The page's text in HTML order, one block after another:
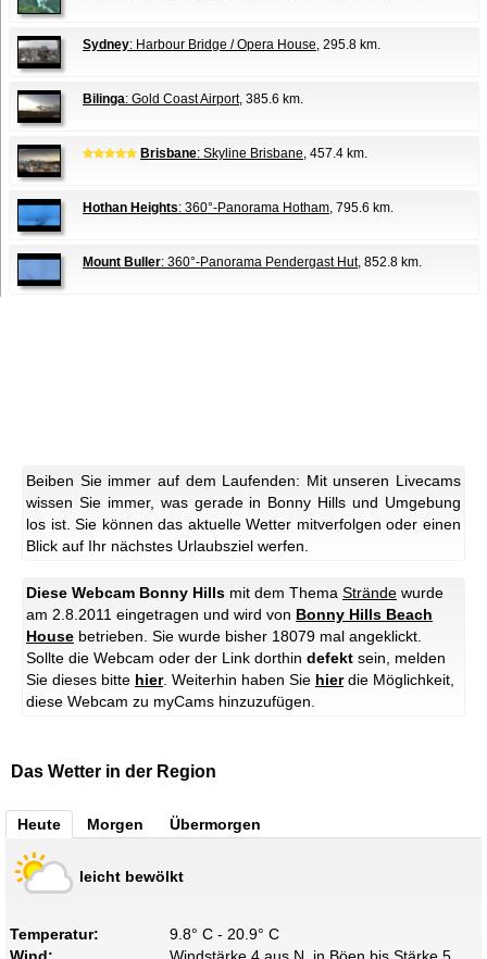
Sydney: Harbour Bridge / Opera House, 295.8 km.
Bilinga: Gold Coast Airport, 385.6 km.
Brisbane: Skyline Brisbane, 457.4 km.
Hothan Heights: 360°-Panorama Hotham, 795.6 km.
Mount Buller: 360°-Panorama Pendergast Hut, 852.8 km.
Beiben Sie immer auf dem Laufenden: Mit unseren Livecams
wissen Sie immer, was gerade in Bonny Hills und Umgebung
los ist. Sie können das aktuelle Wetter mitverfolgen oder einen
Blick auf Ihr nächstes Urlaubsziel werfen.
Diese Webcam Bonny Hills mit dem Thema Strände wurde
am 2.8.2011 eingetragen und wird von Bonny Hills Beach
House betrieben. Sie wurde bisher 18079 mal angeklickt.
Sollte die Webcam oder der Link dorthin defekt sein, melden
Sie dieses bitte hier. Weiterhin haben Sie hierdie Möglichkeit,
diese Webcam zu myCams hinzuzufügen.
Das Wetter in der Region
Heute Morgen Übermorgen
leicht bewölkt
Temperatur:
9.8° C - 20.9° C